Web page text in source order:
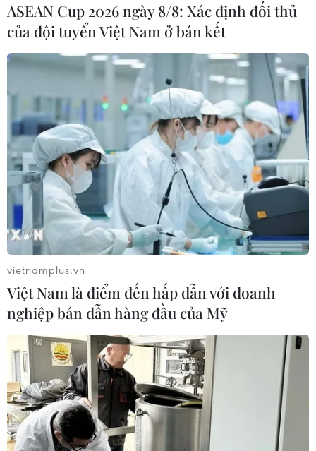
Petrolimex công bố quỹ bình ổn giá xăng
dầu còn dư 470 tỷ đồng
Trong ba kỳ điều chỉnh giá xăng dầu liên tiếp gần đây,
quỹ bình ổn tại Petrolimex tiếp tục có số dư, theo đó mức
tồn đến trước thời điểm 15 giờ ngày 1/8 là 470 tỷ đồng.
ASEAN Cup 2026 ngày 8/8: Xác định đối thủ
của đội tuyển Việt Nam ở bán kết
vietnamplus.vn
Việt Nam là điểm đến hấp dẫn với doanh
nghiệp bán dẫn hàng đầu của Mỹ